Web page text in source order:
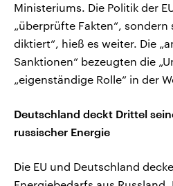
Ministeriums. Die Politik der
„überprüfte Fakten“, sondern
diktiert“, hieß es weiter. Die
Sanktionen“ bezeugten die
„eigenständige Rolle“ in der
Deutschland deckt Drittel
russischer Energie
Die EU und Deutschland